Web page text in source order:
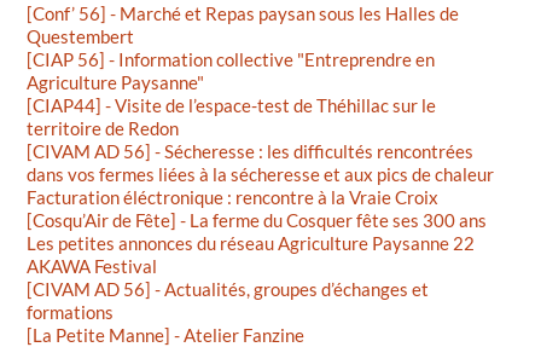
[Conf’ 56] - Marché et Repas paysan sous les Halles de
Questembert
[CIAP 56] - Information collective "Entreprendre en
Agriculture Paysanne"
[CIAP44] - Visite de l’espace-test de Théhillac sur le
territoire de Redon
[CIVAM AD 56] - Sécheresse : les difficultés rencontrées
dans vos fermes liées à la sécheresse et aux pics de chaleur
Facturation éléctronique : rencontre à la Vraie Croix
[Cosqu’Air de Fête] - La ferme du Cosquer fête ses 300 ans
Les petites annonces du réseau Agriculture Paysanne 22
AKAWA Festival
[CIVAM AD 56] - Actualités, groupes d’échanges et
formations
[La Petite Manne] - Atelier Fanzine